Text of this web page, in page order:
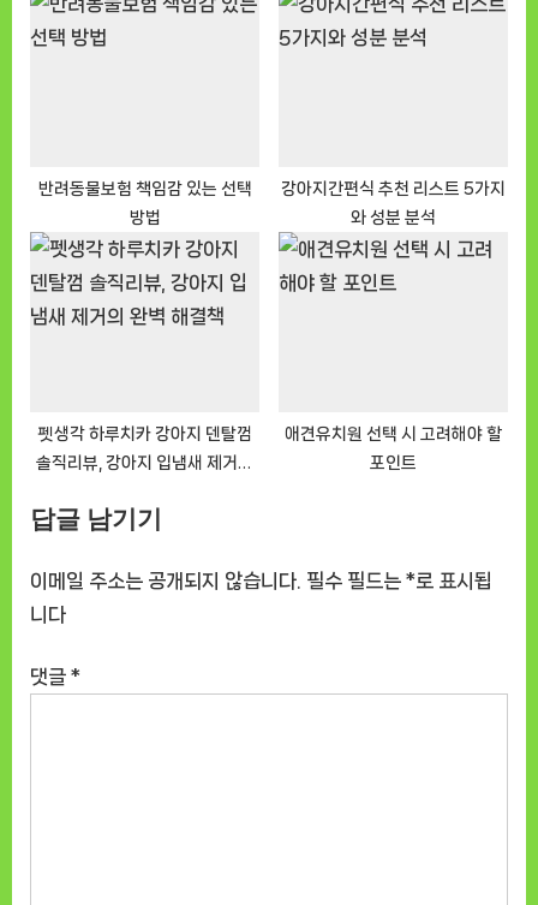
반려동물보험 책임감 있는 선택
방법
강아지간편식 추천 리스트 5가지
와 성분 분석
펫생각 하루치카 강아지 덴탈껌
솔직리뷰, 강아지 입냄새 제거의
애견유치원 선택 시 고려해야 할
포인트
답글 남기기
이메일 주소는 공개되지 않습니다. 필수 필드는 *로 표시됩
니다
댓글 *